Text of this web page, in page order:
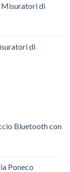
Misuratori di
di
Bluetooth con
Poneco